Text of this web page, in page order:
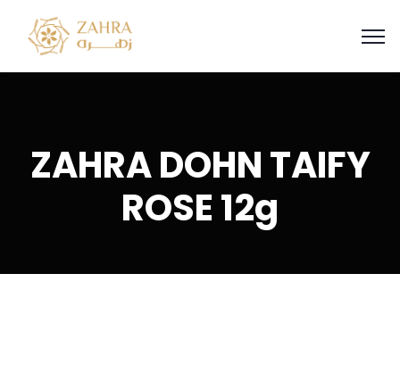
ZAHRA DOHN TAIFY
ROSE 12g